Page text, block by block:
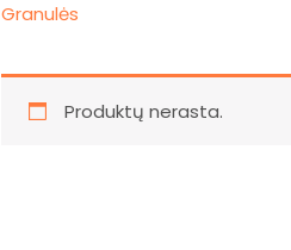
Granulės
Produktų nerasta.